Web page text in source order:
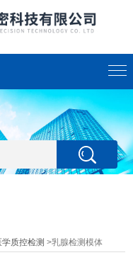
质控检测 >乳腺检测模体